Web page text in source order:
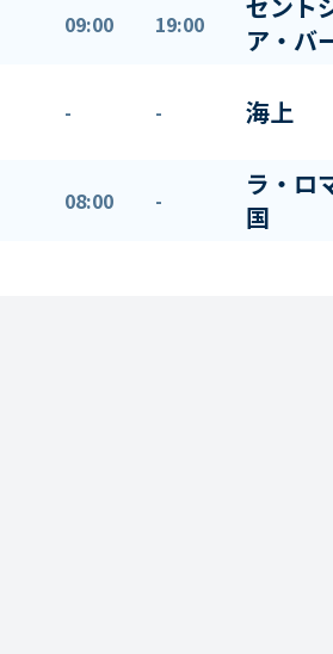
09:00 19:00
ア・バ
- - 海上
08:00 -
ラ・ロ
国